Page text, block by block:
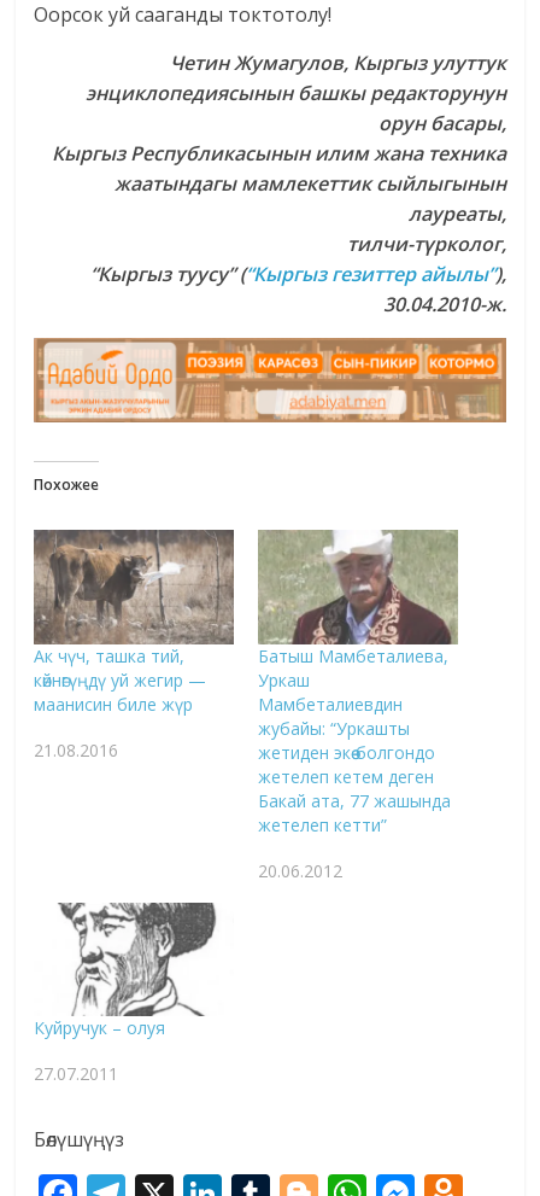
Оорсок уй сааганды токтотолу!
Четин Жумагулов, Кыргыз улуттук
энциклопедиясынын башкы редакторунун
орун басары,
Кыргыз Республикасынын илим жана техника
жаатындагы мамлекеттик сыйлыгынын
лауреаты,
тилчи-түрколог,
“Кыргыз туусу” (“Кыргыз гезиттер айылы”),
30.04.2010-ж.
Похожее
Ак чүч, ташка тий,
көйнөгүңдү уй жегир —
маанисин биле жүр
21.08.2016
Батыш Мамбеталиева,
Уркаш
Мамбеталиевдин
жубайы: “Уркашты
жетиден экөө болгондо
жетелеп кетем деген
Бакай ата, 77 жашында
жетелеп кетти”
20.06.2012
Куйручук – олуя
27.07.2011
Бөлүшүңүз